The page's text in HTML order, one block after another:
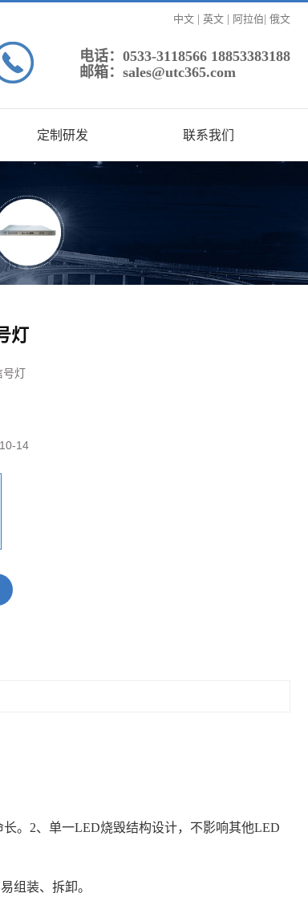
中文 英文 阿拉伯 俄文
电话：0533-3118566 18853383188
邮箱：sales@utc365.com
定制研发 联系我们
灯
号灯
14
。2、单一LED烧毁结构设计，不影响其他LED
组装、拆卸。